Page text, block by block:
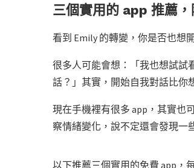
三個實用的 app 推薦
看到 Emily 的轉變，你是否也想
很多人可能會想：「我也想試試
話？」其實，開始自我對話比你
現在手機裡有很多 app，其實也
察情緒變化，說不定還會發現一
以下推薦三個實用的免費 app，